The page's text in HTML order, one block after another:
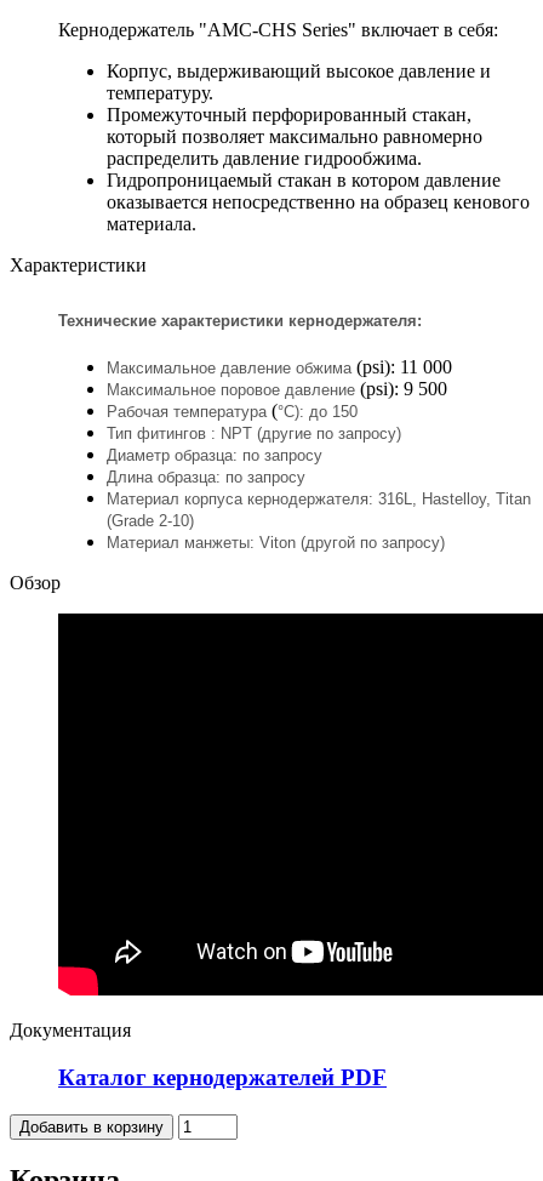
Кернодержатель "AMC-CHS Series" включает в себя:
Корпус, выдерживающий высокое давление и
температуру.
Промежуточный перфорированный стакан,
который позволяет максимально равномерно
распределить давление гидрообжима.
Гидропроницаемый стакан в котором давление
оказывается непосредственно на образец кенового
материала.
Характеристики
Технические характеристики кернодержателя:
Максимальное давление обжима(psi): 11 000
Максимальное поровое давление (psi): 9 500
Рабочая температура(°С): до 150
Тип фитингов : NPT (другие по запросу)
Диаметр образца: по запросу
Длина образца: по запросу
Материал корпуса кернодержателя: 316L, Hastelloy, Titan
(Grade 2-10)
Материал манжеты: Viton (другой по запросу)
Обзор
Документация
Каталог кернодержателей PDF